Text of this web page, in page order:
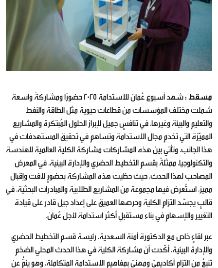
مسقط :
شهد أسبوع عُمان للاستدامة 2025 حضورًا ومشاركةً واسعة
شملت مختلف المؤسسات من قطاعات حيوية مثل الطاقة والنفط
والتعليم والبيئة وغيرها، في تنافسٍ جميل لإبراز الحلول المُبتكرة والمشاريع
المميّزة التي تخدم مجال الاستدامة وتساهم في تحقيق المستهدفات في
هذا الجانب، وتأتي بين هذه المشاركات مشاركة الكلية العالمية للهندسة
والتكنولوجيا، ممثلةً بقسم التخطيط الحضري والإدارة البيئية، في المعرض
المصاحب لهذا الحدث، حيث حظيت هذه المشاركة بحضورٍ لافت وإقبال
مميز، استُعرض فيها مجموعة من المشاريع الطلابية والمبادرات البحثية، في
قالبٍ يجسّد التزام الكلية وحرصها العميق على إعداد جيل قادر على قيادة
التغيير والإسهام في بناء مستقبلٍ أكثر استدامة لأجل عُمان.
عبر لقاءٍ خاص مع الدكتورة آمنة السعدية، رئيسة قسم التخطيط الحضري
والإدارة البيئية، أكّدت أن مشاركة الكلية في هذا الحدث المحلي الضخم
تنبعُ من التزامٍ أكاديميّ ومهنيّ بمفاهيم الاستدامة المتكاملة، وهو ينمُّ عن